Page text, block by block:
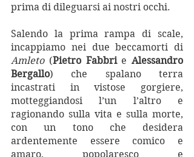
prima di dileguarsi ai nostri occhi.
Salendo la prima rampa di scale,
Amleto (Pietro Fabbri e Alessandro
Bergallo) che spalano terra
incastrati in vistose gorgiere,
motteggiandosi l’un l’altro e
ragionando sulla vita e sulla morte,
con un tono che desidera
ardentemente essere comico e
amaro, popolaresco e